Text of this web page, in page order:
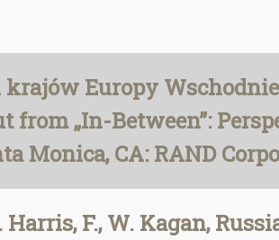
Europy
from „In-Between”:
Monica, CA: RAND
F., W. Kagan,